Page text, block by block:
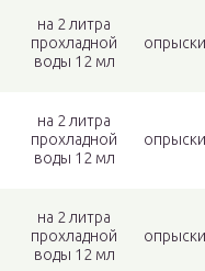
на 2 литра
прохладной
воды 12 мл
на 2 литра
прохладной
воды 12 мл
на 2 литра
прохладной
воды 12 мл